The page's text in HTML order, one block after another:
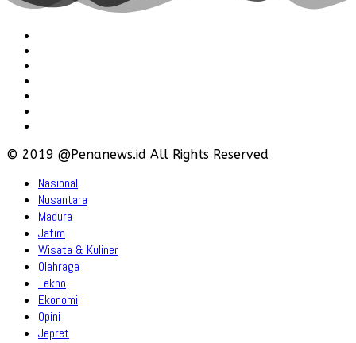
© 2019 @Penanews.id All Rights Reserved
Nasional
Nusantara
Madura
Jatim
Wisata & Kuliner
Olahraga
Tekno
Ekonomi
Opini
Jepret